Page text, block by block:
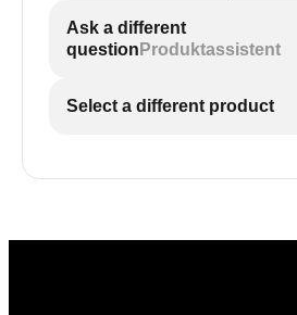
Ask a different
question Produktassistent
Select a different product